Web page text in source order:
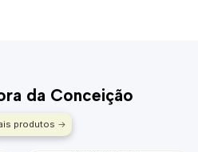
da Conceição
produtos